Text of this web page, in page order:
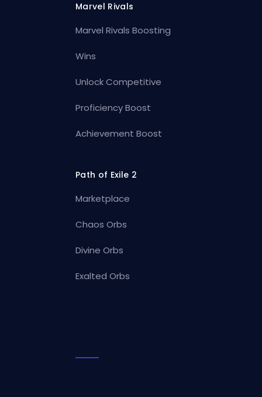
Marvel Rivals
Marvel Rivals Boosting
Wins
Unlock Competitive
Proficiency Boost
Achievement Boost
Path of Exile 2
Marketplace
Chaos Orbs
Divine Orbs
Exalted Orbs